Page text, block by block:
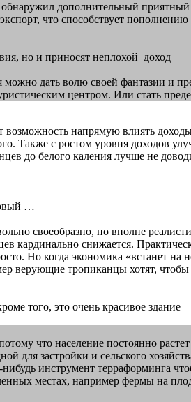
дополнительный
что способствует
но и приносят неплохой доход
дать волю своей фантазии и
центром. Или стать
напрямую влиять
Также с ростом уровня доходов
до белого каления лучше не
…
своеобразно, но вполне
кардинально снижается.
Но когда экономика «встанет на
верующие тропиканцы хотят,
того, это очень красивое здание
что население постоянно
для застройки и сельского
инструмент терраформинга
местах, например фермы на